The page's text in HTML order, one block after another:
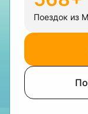
Поездок из